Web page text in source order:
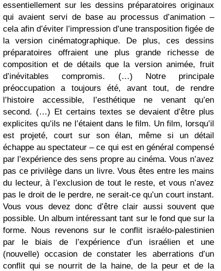
essentiellement sur les dessins préparatoires originaux
qui avaient servi de base au processus d’animation –
cela afin d’éviter l’impression d’une transposition figée de
la version cinématographique. De plus, ces dessins
préparatoires offraient une plus grande richesse de
composition et de détails que la version animée, fruit
d’inévitables compromis. (…) Notre principale
préoccupation a toujours été, avant tout, de rendre
l’histoire accessible, l’esthétique ne venant qu’en
second. (…) Et certains textes se devaient d’être plus
explicites qu’ils ne l’étaient dans le film. Un film, lorsqu’il
est projeté, court sur son élan, même si un détail
échappe au spectateur – ce qui est en général compensé
par l’expérience des sens propre au cinéma. Vous n’avez
pas ce privilège dans un livre. Vous êtes entre les mains
du lecteur, à l’exclusion de tout le reste, et vous n’avez
pas le droit de le perdre, ne serait-ce qu’un court instant.
Vous vous devez donc d’être clair aussi souvent que
possible. Un album intéressant tant sur le fond que sur la
forme. Nous revenons sur le conflit israélo-palestinien
par le biais de l’expérience d’un israélien et une
(nouvelle) occasion de constater les aberrations d’un
conflit qui se nourrit de la haine, de la peur et de la